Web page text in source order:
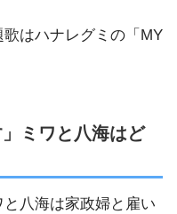
歌はハナレグミの「MY
」ミワと八海はど
と八海は家政婦と雇い